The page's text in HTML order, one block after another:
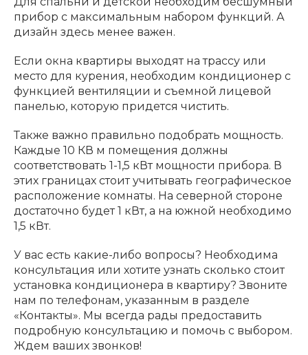
прибор с максимальным набором функций. А
дизайн здесь менее важен.
Если окна квартиры выходят на трассу или
место для курения, необходим кондиционер с
функцией вентиляции и съемной лицевой
панелью, которую придется чистить.
Также важно правильно подобрать мощность.
Каждые 10 КВ м помещения должны
соответствовать 1-1,5 кВт мощности прибора. В
этих границах стоит учитывать географическое
расположение комнаты. На северной стороне
достаточно будет 1 кВт, а на южной необходимо
1,5 кВт.
У вас есть какие-либо вопросы? Необходима
консультация или хотите узнать сколько стоит
установка кондиционера в квартиру? Звоните
нам по телефонам, указанным в разделе
«Контакты». Мы всегда рады предоставить
подробную консультацию и помочь с выбором.
Ждем ваших звонков!